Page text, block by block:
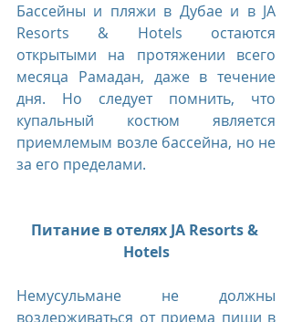
Бассейны и пляжи в Дубае и в JA
Resorts & Hotels остаются
открытыми на протяжении всего
месяца Рамадан, даже в течение
дня. Но следует помнить, что
купальный костюм является
приемлемым возле бассейна, но не
за его пределами.
Питание в отелях JA Resorts &
Hotels
Немусульмане не должны
воздерживаться от приема пищи в